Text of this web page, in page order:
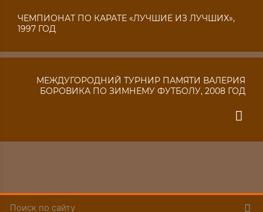
ЧЕМПИОНАТ ПО КАРАТЕ «ЛУЧШИЕ ИЗ ЛУЧШИХ»,
1997 ГОД
МЕЖДУГОРОДНИЙ ТУРНИР ПАМЯТИ ВАЛЕРИЯ
БОРОВИКА ПО ЗИМНЕМУ ФУТБОЛУ, 2008 ГОД